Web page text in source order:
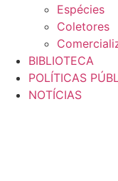
Espécies
Coletores
BIBLIOTECA
POLÍTICAS
NOTÍCIAS